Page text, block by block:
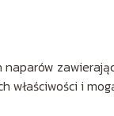
właściwości i